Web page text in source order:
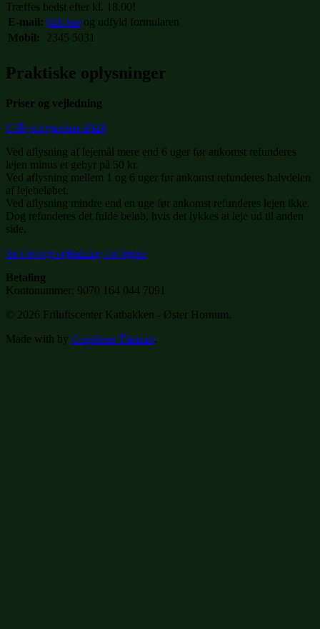
Træffes bedst efter kl. 18.00!
E-mail: klik herog udfyld formularen
Mobil:
2345 5031
Praktiske oplysninger
Priser og vejledning
Udlejningspriser 2026
Ved aflysning af lejemål mere end 6 uger før ankomst refunderes
lejen minus et gebyr på 50 kr.
Ved aflysning mellem 1 og 6 uger før ankomst refunderes halvdelen
af lejebeløbet.
Ved aflysning mindre end en uge før ankomst refunderes lejen ikke.
Dog refunderes det fulde beløb, hvis det lykkes at leje ud til anden
side.
Se i øvrigt vejledning for lejere
Betaling
Kontonummer: 9070 164 044 7091
© 2026 Friluftscenter Katbakken - Øster Hornum.
Made with by Graphene Themes.